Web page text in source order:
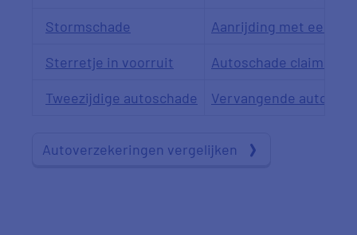
Stormschade Aanrijding met een
Sterretje in voorruit Autoschade claimen
Tweezijdige autoschade Vervangende auto
Autoverzekeringen vergelijken